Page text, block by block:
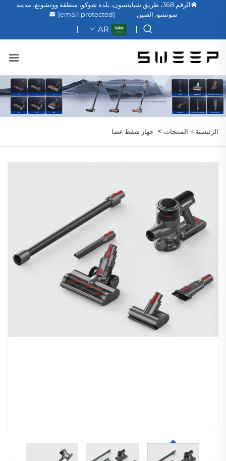
الرقم 368، طريق شيايتسون، بلدة شوكو، منطقة ووتشونغ، مدينة
سوتشو، الصين
[email protected]
AR
الرئيسية > المنتجات > جهاز شفط عصا